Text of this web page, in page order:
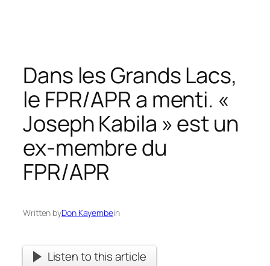
Dans les Grands Lacs,
le FPR/APR a menti. «
Joseph Kabila » est un
ex-membre du
FPR/APR
Written byDon Kayembein
Listen to this article